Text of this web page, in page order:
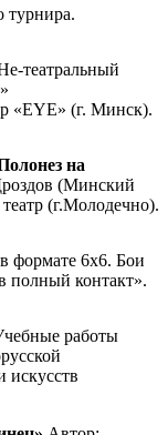
турнира.
театральный
»
«EYE» (г. Минск).
на
(Минский
(г.Молодечно).
формате 6х6. Бои
полный контакт».
работы
искусств